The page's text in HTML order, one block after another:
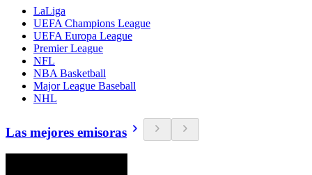
LaLiga
UEFA Champions League
UEFA Europa League
Premier League
NFL
NBA Basketball
Major League Baseball
NHL
Las mejores emisoras